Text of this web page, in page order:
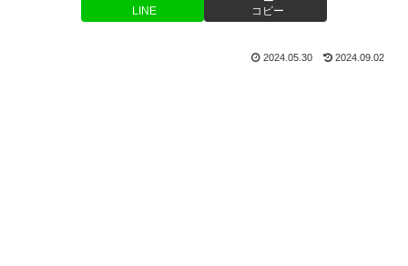
LINE コピー
2024.05.30 2024.09.02